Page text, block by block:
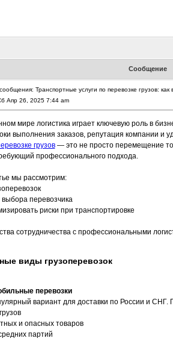
Сообщение
Транспортные услуги по перевозке грузов:
Апр 26, 2025 7:44 am
мире логистика играет ключевую роль в
выполнения заказов, репутация компании и
грузов— это не просто перемещение
профессионального подхода.
мы рассмотрим:
перевозчика
риски при транспортировке
сотрудничества с профессиональными
виды грузоперевозок
перевозки
вариант для доставки по России и СНГ.
и опасных товаров
партий